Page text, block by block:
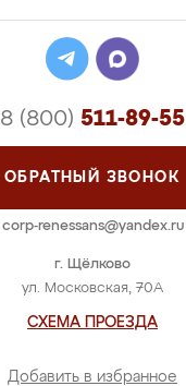
г. Щёлково
ул. Московская, 70А
СХЕМА ПРОЕЗДА
Добавить в избранное
8 (800) 511-89-55
ОБРАТНЫЙ ЗВОНОК
corp-renessans@yandex.ru